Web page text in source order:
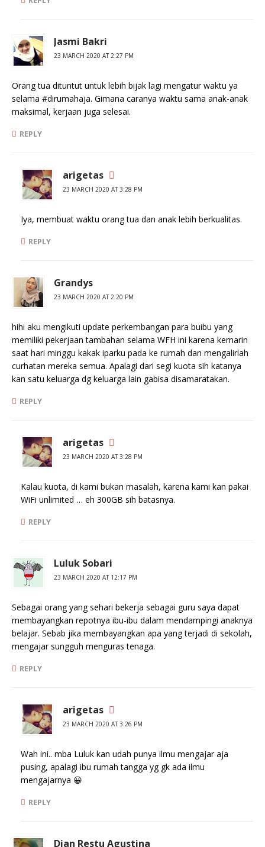
Jasmi Bakri
23 MARCH 2020 AT 2:27 PM
Orang tua dituntut untuk lebih bijak lagi mengatur waktu ya
selama #dirumahaja. Gimana caranya waktu sama anak-anak
maksimal, kerjaan juga selesai.
REPLY
arigetas
23 MARCH 2020 AT 3:28 PM
Iya, membuat waktu orang tua dan anak lebih berkualitas.
REPLY
Grandys
23 MARCH 2020 AT 2:20 PM
hihi aku mengikuti update perkembangan para buibu yang
memiliki pekerjaan tambahan selama WFH ini karena kemarin
saat hari minggu kakak iparku pada ke rumah dan mengalirlah
curhatan mereka semua. Apalagi dari segi kuota sih katanya
kan satu keluarga dg keluarga lain gabisa disamaratakan.
REPLY
arigetas
23 MARCH 2020 AT 3:28 PM
Kalau kuota, di kami bukan masalah, karena kami kan pakai
WiFi unlimited … eh 300GB sih batasnya.
REPLY
Luluk Sobari
23 MARCH 2020 AT 12:17 PM
Sebagai orang yang sehari bekerja sebagai guru saya dapat
membayangkan repotnya ibu-ibu dalam mendampingi anaknya
belajar. Sebab jika membayangkan apa yang terjadi di sekolah,
mengajar sungguh menguras tenaga.
REPLY
arigetas
23 MARCH 2020 AT 3:26 PM
Wah ini.. mba Luluk kan udah punya ilmu mengajar aja
pusing, apalagi ibu rumah tangga yg gk ada ilmu
mengajarnya 😀
REPLY
Dian Restu Agustina